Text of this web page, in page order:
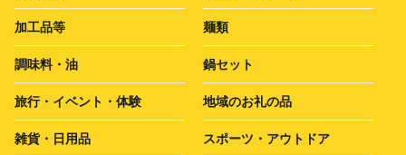
加工品等 麺類
調味料・油 鍋セット
旅行・イベント・体験 地域のお礼の品
雑貨・日用品 スポーツ・アウトドア